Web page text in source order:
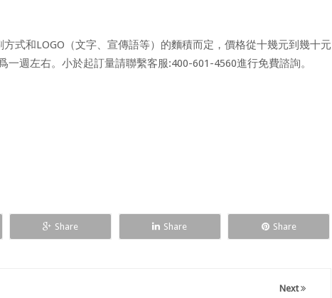
式和LOGO（文字、宣傳語等）的麵積而定，價格從十幾元到幾十元
週左右。小於起訂量請聯繫客服:400-601-4560進行免費諮詢。
Share Share Share
Next